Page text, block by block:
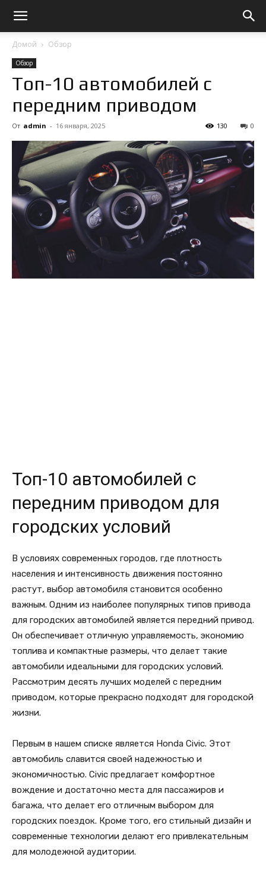
Домой Обзор
Обзор
Топ-10 автомобилей с
передним приводом
От admin - 16 января, 2025 0
130
Топ-10 автомобилей с
передним приводом для
городских условий
В условиях современных городов, где плотность
населения и интенсивность движения постоянно
растут, выбор автомобиля становится особенно
важным. Одним из наиболее популярных типов привода
для городских автомобилей является передний привод.
Он обеспечивает отличную управляемость, экономию
топлива и компактные размеры, что делает такие
автомобили идеальными для городских условий.
Рассмотрим десять лучших моделей с передним
приводом, которые прекрасно подходят для городской
жизни.
Первым в нашем списке является Honda Civic. Этот
автомобиль славится своей надежностью и
экономичностью. Civic предлагает комфортное
вождение и достаточно места для пассажиров и
багажа, что делает его отличным выбором для
городских поездок. Кроме того, его стильный дизайн и
современные технологии делают его привлекательным
для молодежной аудитории.